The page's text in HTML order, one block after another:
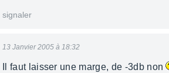
signaler
13 Janvier 2005 à 18:32
Il faut laisser une marge, de -3db non